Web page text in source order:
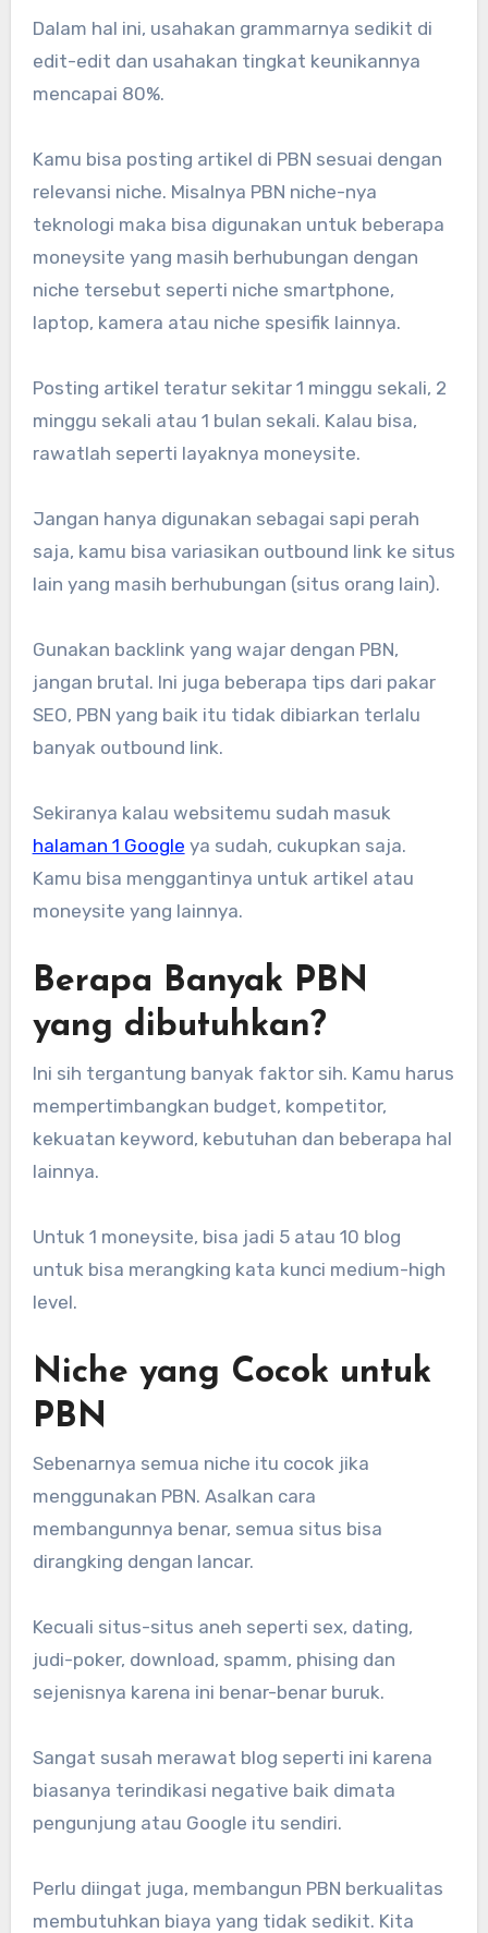
Dalam hal ini, usahakan grammarnya sedikit di
edit-edit dan usahakan tingkat keunikannya
mencapai 80%.
Kamu bisa posting artikel di PBN sesuai dengan
relevansi niche. Misalnya PBN niche-nya
teknologi maka bisa digunakan untuk beberapa
moneysite yang masih berhubungan dengan
niche tersebut seperti niche smartphone,
laptop, kamera atau niche spesifik lainnya.
Posting artikel teratur sekitar 1 minggu sekali, 2
minggu sekali atau 1 bulan sekali. Kalau bisa,
rawatlah seperti layaknya moneysite.
Jangan hanya digunakan sebagai sapi perah
saja, kamu bisa variasikan outbound link ke situs
lain yang masih berhubungan (situs orang lain).
Gunakan backlink yang wajar dengan PBN,
jangan brutal. Ini juga beberapa tips dari pakar
SEO, PBN yang baik itu tidak dibiarkan terlalu
banyak outbound link.
Sekiranya kalau websitemu sudah masuk
halaman 1 Google ya sudah, cukupkan saja.
Kamu bisa menggantinya untuk artikel atau
moneysite yang lainnya.
Berapa Banyak PBN
yang dibutuhkan?
Ini sih tergantung banyak faktor sih. Kamu harus
mempertimbangkan budget, kompetitor,
kekuatan keyword, kebutuhan dan beberapa hal
lainnya.
Untuk 1 moneysite, bisa jadi 5 atau 10 blog
untuk bisa merangking kata kunci medium-high
level.
Niche yang Cocok untuk
PBN
Sebenarnya semua niche itu cocok jika
menggunakan PBN. Asalkan cara
membangunnya benar, semua situs bisa
dirangking dengan lancar.
Kecuali situs-situs aneh seperti sex, dating,
judi-poker, download, spamm, phising dan
sejenisnya karena ini benar-benar buruk.
Sangat susah merawat blog seperti ini karena
biasanya terindikasi negative baik dimata
pengunjung atau Google itu sendiri.
Perlu diingat juga, membangun PBN berkualitas
membutuhkan biaya yang tidak sedikit. Kita